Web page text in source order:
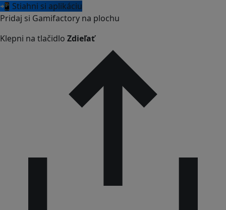
📲 Stiahni si aplikáciu
Pridaj si Gamifactory na plochu
Klepni na tlačidlo Zdieľať